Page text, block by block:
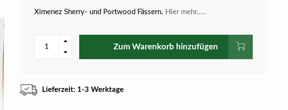
Ximenez Sherry- und Portwood Fässern. Hier mehr.....
Zum Warenkorb hinzufügen
Lieferzeit: 1-3 Werktage